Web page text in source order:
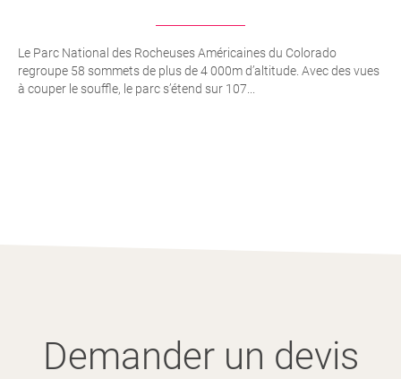
Le Parc National des Rocheuses Américaines du Colorado
regroupe 58 sommets de plus de 4 000m d’altitude. Avec des vues
à couper le souffle, le parc s’étend sur 107...
Demander un devis